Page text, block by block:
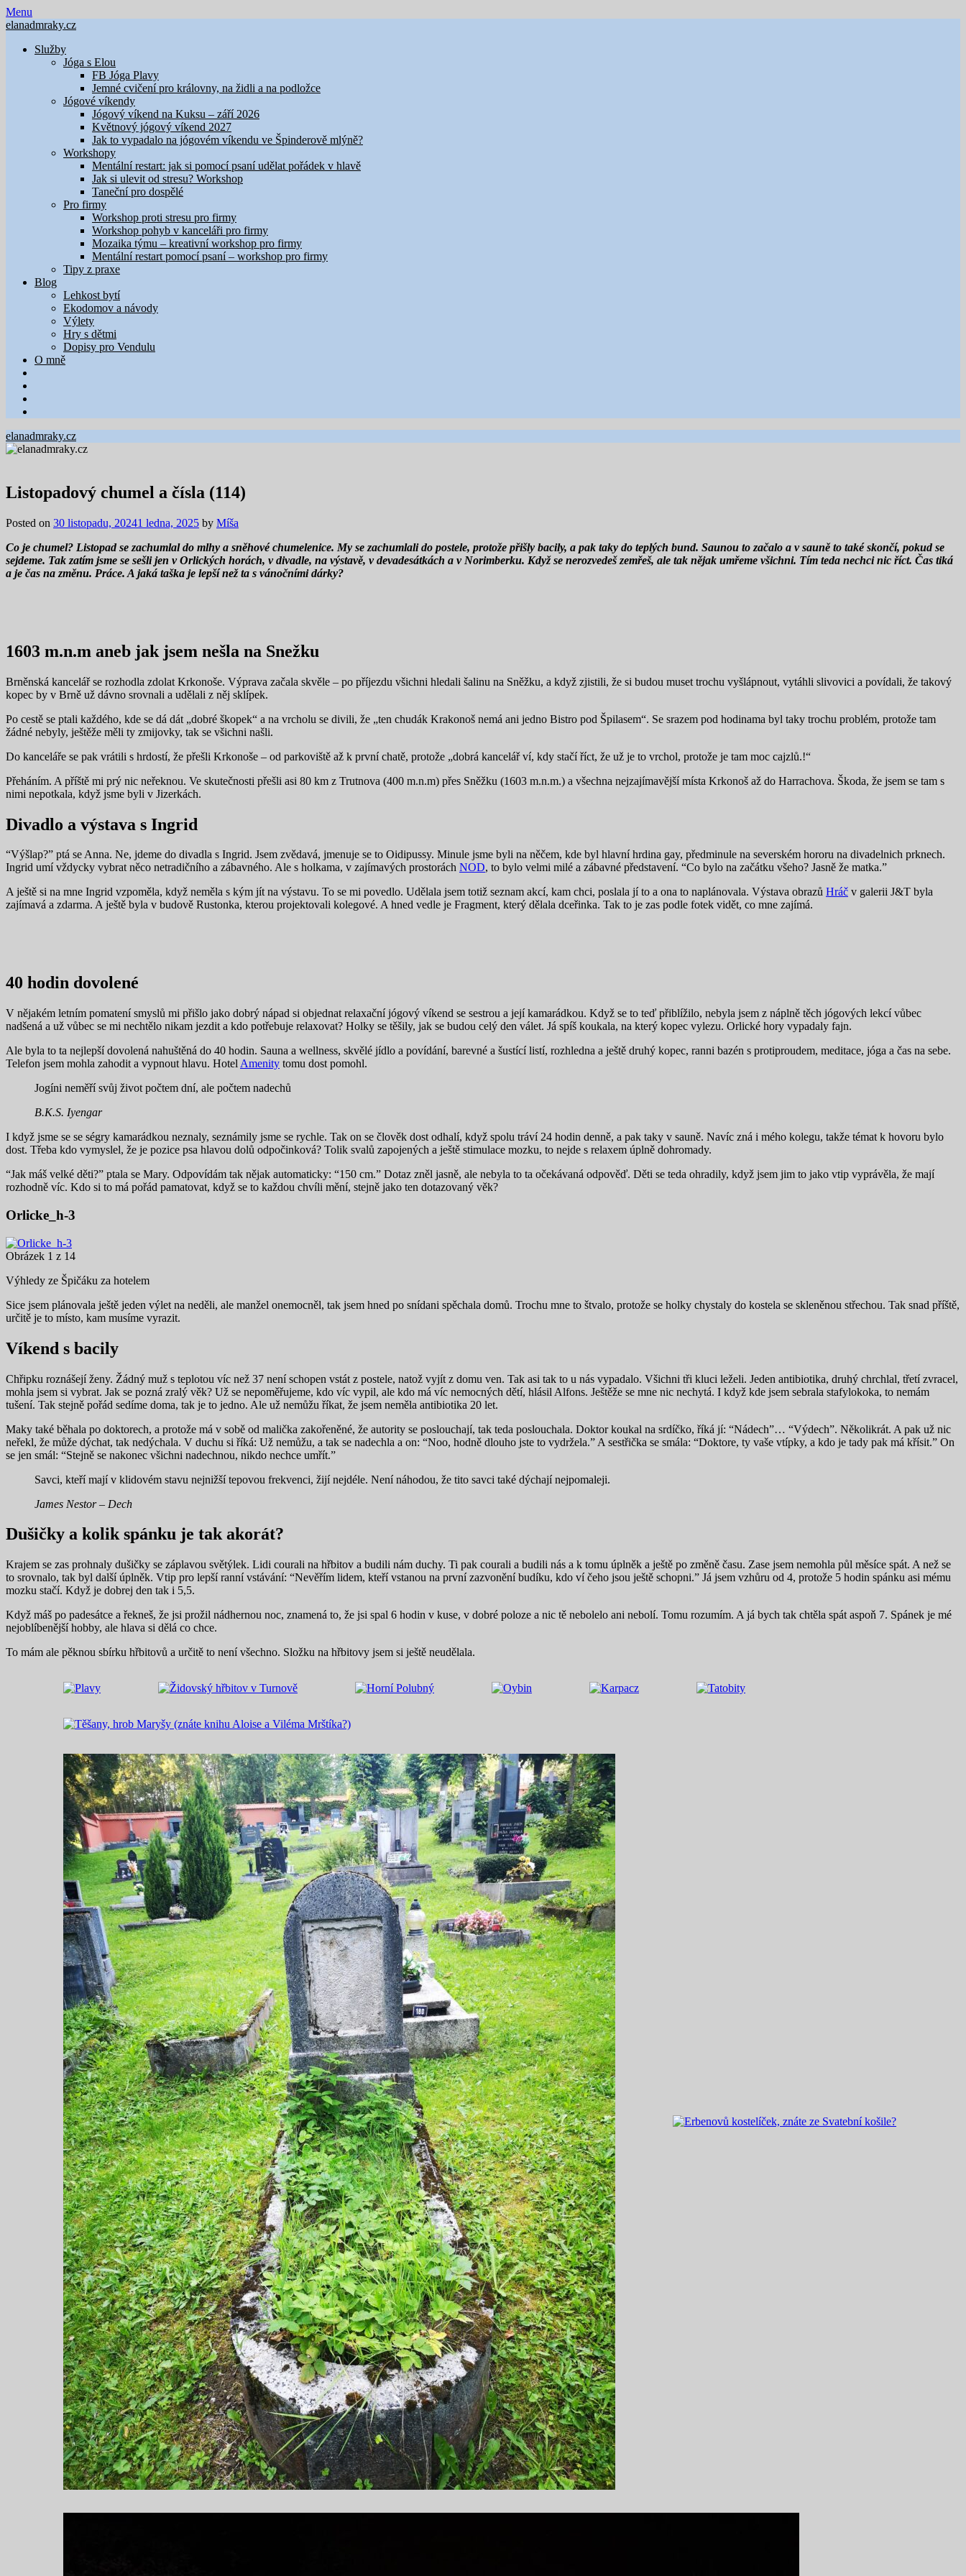
Skip
to
Menu
elanadmraky.cz
Služby
Jóga s Elou
FB Jóga Plavy
Jemné cvičení pro královny, na židli a na podložce
Jógové víkendy
Jógový víkend na Kuksu – září 2026
Květnový jógový víkend 2027
Jak to vypadalo na jógovém víkendu ve Špinderově mlýně?
Workshopy
Mentální restart: jak si pomocí psaní udělat pořádek v hlavě
Jak si ulevit od stresu? Workshop
Taneční pro dospělé
Pro firmy
Workshop proti stresu pro firmy
Workshop pohyb v kanceláři pro firmy
Mozaika týmu – kreativní workshop pro firmy
Mentální restart pomocí psaní – workshop pro firmy
Tipy z praxe
Blog
Lehkost bytí
Ekodomov a návody
Výlety
Hry s dětmi
Dopisy pro Vendulu
O mně
elanadmraky.cz
Listopadový chumel a čísla (114)
Posted on 30 listopadu, 20241 ledna, 2025 by Míša
Co je chumel? Listopad se zachumlal do mlhy a sněhové chumelenice. My se zachumlali do postele, protože přišly bacily, a pak taky do teplých bund. Saunou to začalo a v sauně to také skončí, pokud se
sejdeme. Tak zatím jsme se sešli jen v Orlických horách, v divadle, na výstavě, v devadesátkách a v Norimberku. Když se nerozvedeš zemřeš, ale tak nějak umřeme všichni. Tím teda nechci nic říct. Čas tiká
a je čas na změnu. Práce. A jaká taška je lepší než ta s vánočními dárky?
1603 m.n.m aneb jak jsem nešla na Snežku
Brněnská kancelář se rozhodla zdolat Krkonoše. Výprava začala skvěle – po příjezdu všichni hledali šalinu na Sněžku, a když zjistili, že si budou muset trochu vyšlápnout, vytáhli slivovici a povídali, že takový
kopec by v Brně už dávno srovnali a udělali z něj sklípek.
Po cestě se ptali každého, kde se dá dát „dobré škopek“ a na vrcholu se divili, že „ten chudák Krakonoš nemá ani jedno Bistro pod Špilasem“. Se srazem pod hodinama byl taky trochu problém, protože tam
žádné nebyly, ještěže měli ty zmijovky, tak se všichni našli.
Do kanceláře se pak vrátili s hrdostí, že přešli Krkonoše – od parkoviště až k první chatě, protože „dobrá kancelář ví, kdy stačí říct, že už je to vrchol, protože je tam moc cajzlů.!“
Přeháním. A příště mi prý nic neřeknou. Ve skutečnosti přešli asi 80 km z Trutnova (400 m.n.m) přes Sněžku (1603 m.n.m.) a všechna nejzajímavější místa Krkonoš až do Harrachova. Škoda, že jsem se tam s
nimi nepotkala, když jsme byli v Jizerkách.
Divadlo a výstava s Ingrid
“Výšlap?” ptá se Anna. Ne, jdeme do divadla s Ingrid. Jsem zvědavá, jmenuje se to Oidipussy. Minule jsme byli na něčem, kde byl hlavní hrdina gay, předminule na severském hororu na divadelnich prknech.
Ingrid umí vždycky vybrat něco netradičního a zábavného. Ale s holkama, v zajímavých prostorách NOD, to bylo velmi milé a zábavné představení. “Co bylo na začátku všeho? Jasně že matka.”
A ještě si na mne Ingrid vzpoměla, když neměla s kým jít na výstavu. To se mi povedlo. Udělala jsem totiž seznam akcí, kam chci, poslala jí to a ona to naplánovala. Výstava obrazů Hráč v galerii J&T byla
zajímavá a zdarma. A ještě byla v budově Rustonka, kterou projektovali kolegové. A hned vedle je Fragment, který dělala dceřinka. Tak to je zas podle fotek vidět, co mne zajímá.
40 hodin dovolené
V nějakém letním pomatení smyslů mi přišlo jako dobrý nápad si objednat relaxační jógový víkend se sestrou a její kamarádkou. Když se to teď přiblížilo, nebyla jsem z náplně těch jógových lekcí vůbec
nadšená a už vůbec se mi nechtělo nikam jezdit a kdo potřebuje relaxovat? Holky se těšily, jak se budou celý den válet. Já spíš koukala, na který kopec vylezu. Orlické hory vypadaly fajn.
Ale byla to ta nejlepší dovolená nahuštěná do 40 hodin. Sauna a wellness, skvělé jídlo a povídání, barevné a šustící listí, rozhledna a ještě druhý kopec, ranni bazén s protiproudem, meditace, jóga a čas na sebe.
Telefon jsem mohla zahodit a vypnout hlavu. Hotel Amenity tomu dost pomohl.
Jogíni neměří svůj život počtem dní, ale počtem nadechů
B.K.S. Iyengar
I když jsme se se ségry kamarádkou neznaly, seznámily jsme se rychle. Tak on se člověk dost odhalí, když spolu tráví 24 hodin denně, a pak taky v sauně. Navíc zná i mého kolegu, takže témat k hovoru bylo
dost. Třeba kdo vymyslel, že je pozice psa hlavou dolů odpočinková? Tolik svalů zapojených a ještě stimulace mozku, to nejde s relaxem úplně dohromady.
“Jak máš velké děti?” ptala se Mary. Odpovídám tak nějak automaticky: “150 cm.” Dotaz zněl jasně, ale nebyla to ta očekávaná odpověď. Děti se teda ohradily, když jsem jim to jako vtip vyprávěla, že mají
rozhodně víc. Kdo si to má pořád pamatovat, když se to každou chvíli mění, stejně jako ten dotazovaný věk?
Orlicke_h-3
Obrázek 1 z 14
Výhledy ze Špičáku za hotelem
Sice jsem plánovala ještě jeden výlet na neděli, ale manžel onemocněl, tak jsem hned po snídani spěchala domů. Trochu mne to štvalo, protože se holky chystaly do kostela se skleněnou střechou. Tak snad příště,
určitě je to místo, kam musíme vyrazit.
Víkend s bacily
Chřipku roznášejí ženy. Žádný muž s teplotou víc než 37 není schopen vstát z postele, natož vyjít z domu ven. Tak asi tak to u nás vypadalo. Všichni tři kluci leželi. Jeden antibiotika, druhý chrchlal, třetí zvracel,
mohla jsem si vybrat. Jak se pozná zralý věk? Už se nepoměřujeme, kdo víc vypil, ale kdo má víc nemocných dětí, hlásil Alfons. Ještěže se mne nic nechytá. I když kde jsem sebrala stafylokoka, to nemám
tušení. Tak stejně pořád sedíme doma, tak je to jedno. Ale už nemůžu říkat, že jsem neměla antibiotika 20 let.
Maky také běhala po doktorech, a protože má v sobě od malička zakořeněné, že autority se poslouchají, tak teda poslouchala. Doktor koukal na srdíčko, říká jí: “Nádech”… “Výdech”. Několikrát. A pak už nic
neřekl, že může dýchat, tak nedýchala. V duchu si říká: Už nemůžu, a tak se nadechla a on: “Noo, hodně dlouho jste to vydržela.” A sestřička se smála: “Doktore, ty vaše vtípky, a kdo je tady pak má křísit.” On
se jen smál: “Stejně se nakonec všichni nadechnou, nikdo nechce umřít.”
Savci, kteří mají v klidovém stavu nejnižší tepovou frekvenci, žijí nejdéle. Není náhodou, že tito savci také dýchají nejpomaleji.
James Nestor – Dech
Dušičky a kolik spánku je tak akorát?
Krajem se zas prohnaly dušičky se záplavou světýlek. Lidi courali na hřbitov a budili nám duchy. Ti pak courali a budili nás a k tomu úplněk a ještě po změně času. Zase jsem nemohla půl měsíce spát. A než se
to srovnalo, tak byl další úplněk. Vtip pro lepší ranní vstávání: “Nevěřím lidem, kteří vstanou na první zazvonění budíku, kdo ví čeho jsou ještě schopni.” Já jsem vzhůru od 4, protože 5 hodin spánku asi mému
mozku stačí. Když je dobrej den tak i 5,5.
Když máš po padesátce a řekneš, že jsi prožil nádhernou noc, znamená to, že jsi spal 6 hodin v kuse, v dobré poloze a nic tě nebolelo ani nebolí. Tomu rozumím. A já bych tak chtěla spát aspoň 7. Spánek je mé
nejoblíbenější hobby, ale hlava si dělá co chce.
To mám ale pěknou sbírku hřbitovů a určitě to není všechno. Složku na hřbitovy jsem si ještě neudělala.